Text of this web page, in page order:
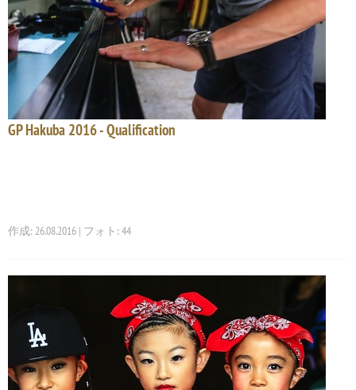
GP Hakuba 2016 - Qualification
作成: 26.08.2016 | フォト: 44